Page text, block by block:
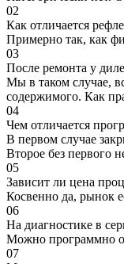
02
Как отличается
Примерно так, как
03
После ремонта у
Мы в таком случае,
содержимого. Как
04
Чем отличается
В первом случае
Второе без первого
05
Зависит ли цена
Косвенно да, рынок
06
На диагностике в
Можно программно
07